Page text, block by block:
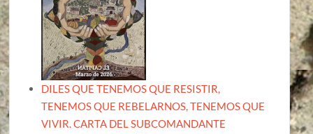
DILES QUE TENEMOS QUE RESISTIR,
TENEMOS QUE REBELARNOS, TENEMOS QUE
VIVIR. CARTA DEL SUBCOMANDANTE